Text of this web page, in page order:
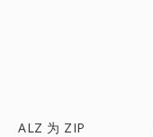
ALZ 为 ZIP